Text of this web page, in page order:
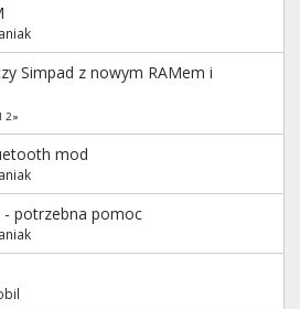
Simpad z nowym RAMem i
2»
mod
- potrzebna pomoc